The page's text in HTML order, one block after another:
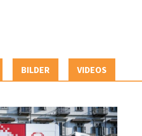
BILDER VIDEOS